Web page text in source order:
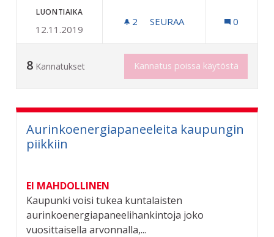
LUONTIAIKA
12.11.2019
2 2 SEURAAJAA
SEURAA 0
8 Kannatukset Kannatus poissa käytöstä
Aurinkoenergiapaneeleita kaupungin
piikkiin
EI MAHDOLLINEN
Kaupunki voisi tukea kuntalaisten
aurinkoenergiapaneelihankintoja joko
vuosittaisella arvonnalla,...